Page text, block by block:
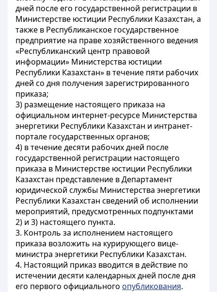
дней после его государственной регистрации в
Министерстве юстиции Республики Казахстан, а
также в Республиканское государственное
предприятие на праве хозяйственного ведения
«Республиканский центр правовой
информации» Министерства юстиции
Республики Казахстан» в течение пяти рабочих
дней со дня получения зарегистрированного
приказа;
3) размещение настоящего приказа на
официальном интернет-ресурсе Министерства
энергетики Республики Казахстан и интранет-
портале государственных органов;
4) в течение десяти рабочих дней после
государственной регистрации настоящего
приказа в Министерстве юстиции Республики
Казахстан представление в Департамент
юридической службы Министерства энергетики
Республики Казахстан сведений об исполнении
мероприятий, предусмотренных подпунктами
2) и 3) настоящего пункта.
3. Контроль за исполнением настоящего
приказа возложить на курирующего вице-
министра энергетики Республики Казахстан.
4. Настоящий приказ вводится в действие по
истечении десяти календарных дней после дня
его первого официального опубликования.